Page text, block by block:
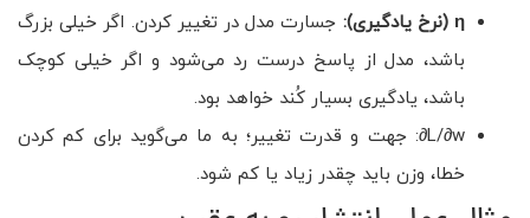
η (نرخ یادگیری): جسارت مدل در تغییر کردن. اگر خیلی بزرگ
باشد، مدل از پاسخ درست رد می‌شود و اگر خیلی کوچک
باشد، یادگیری بسیار کُند خواهد بود.
L/∂w∂: جهت و قدرت تغییر؛ به ما می‌گوید برای کم کردن
خطا، وزن باید چقدر زیاد یا کم شود.